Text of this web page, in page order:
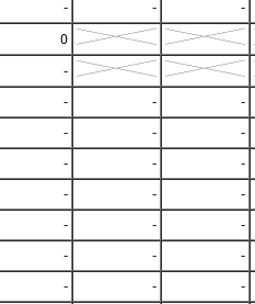
- - -
0
-
- - -
- - -
- - -
- - -
- - -
- - -
- - -